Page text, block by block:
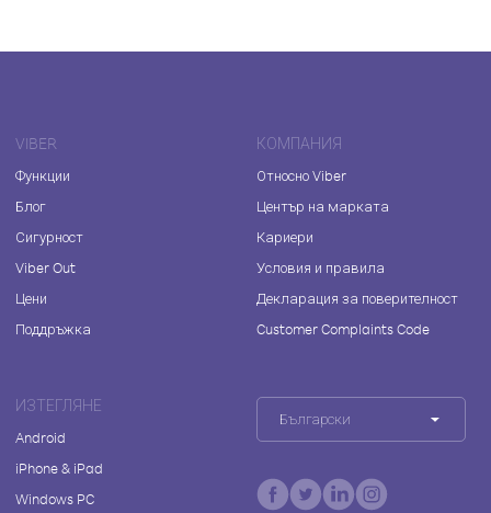
VIBER
Функции
Блог
Сигурност
Viber Out
Цени
Поддръжка
КОМПАНИЯ
Относно Viber
Център на марката
Кариери
Условия и правила
Декларация за поверителност
Customer Complaints Code
ИЗТЕГЛЯНЕ
Android
iPhone & iPad
Windows PC
Български